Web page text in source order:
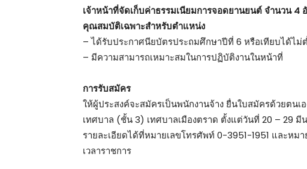
เจ้าหน้าที่จัดเก็บค่าธรรมเนียมการจอดยานยนต์ จำนวน 4
คุณสมบัติเฉพาะสำหรับตำแหน่ง
– ได้รับประกาศนียบัตรประถมศึกษาปีที่ 6 หรือเทียบได้ไม่
– มีความสามารถเหมาะสมในการปฏิบัติงานในหน้าที่
การรับสมัคร
ให้ผู้ประสงค์จะสมัครเป็นพนักงานจ้าง ยื่นใบสมัครด้วยตน
เทศบาล (ชั้น 3) เทศบาลเมืองตราด ตั้งแต่วันที่ 20 – 29
รายละเอียดได้ที่หมายเลขโทรศัพท์ 0-3951-1951 และห
เวลาราชการ